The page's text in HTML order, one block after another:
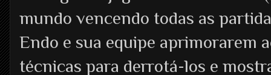
mundo vencendo todas as
Endo e sua equipe aprimorarem
técnicas para derrotá-los e